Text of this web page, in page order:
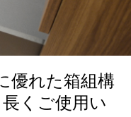
優れた箱組構
くご使用い